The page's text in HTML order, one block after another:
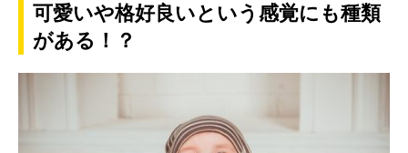
可愛いや格好良いという感覚にも種類
がある！？